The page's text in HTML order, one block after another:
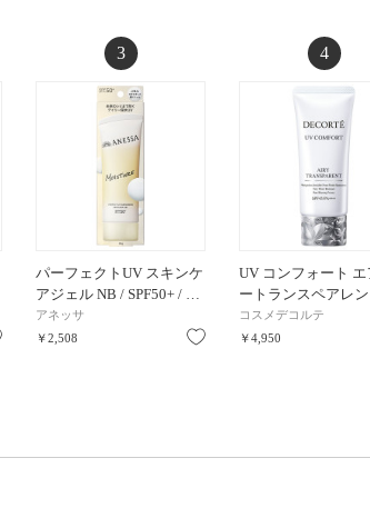
お気に入り
3
パーフェクトUV スキンケ
アジェル NB / SPF50+ / …
アネッサ
￥2,508
お気に入り
4
UV コンフォート エ
ートランスペアレ
コスメデコルテ
￥4,950